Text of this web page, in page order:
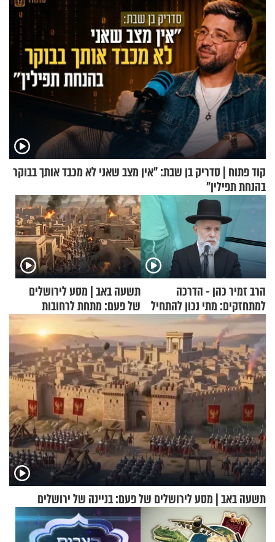
קוד פתוח | סדריק בן שבת: "אין מצב שאני לא מכבד אותך בבוקר
בהנחת תפילין"
הרב זמיר כהן - הדרכה
למתחזקים: מתי נכון להתחיל
עם לבישת הציצית?
תשעה באב | מסע לירושלים
של פעם: מתחת לרחובות
ירושלים
תשעה באב | מסע לירושלים של פעם: בניינה של ירושלים